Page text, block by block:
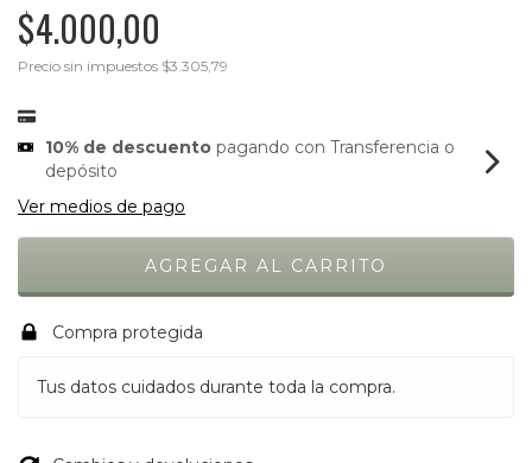
$4.000,00
Precio sin impuestos $3.305,79
10% de descuentopagando con Transferencia o
depósito
Ver medios de pago
Compra protegida
Tus datos cuidados durante toda la compra.